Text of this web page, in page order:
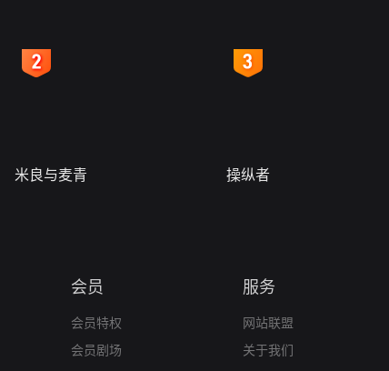
米良与麦青 操纵者
会员
会员特权
会员剧场
服务
网站联盟
关于我们